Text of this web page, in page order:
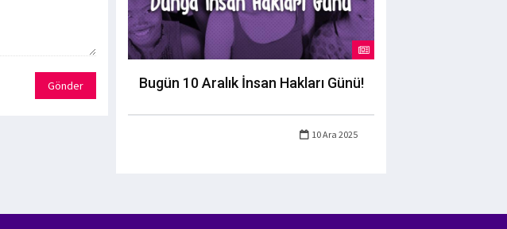
Gönder Bugün 10 Aralık İnsan Hakları Günü!
10 Ara 2025